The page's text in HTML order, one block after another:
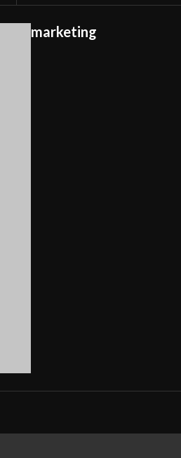
marketing